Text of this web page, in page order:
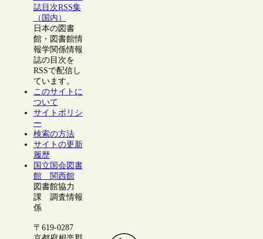
誌目次RSS集
（国内）
日本の図書
館・図書館情
報学関係情報
誌の目次を
RSSで配信し
ています。
このサイトに
ついて
サイトポリシ
ー
検索の方法
サイトの更新
履歴
国立国会図書
館 関西館
図書館協力
課 調査情報
係
〒619-0287